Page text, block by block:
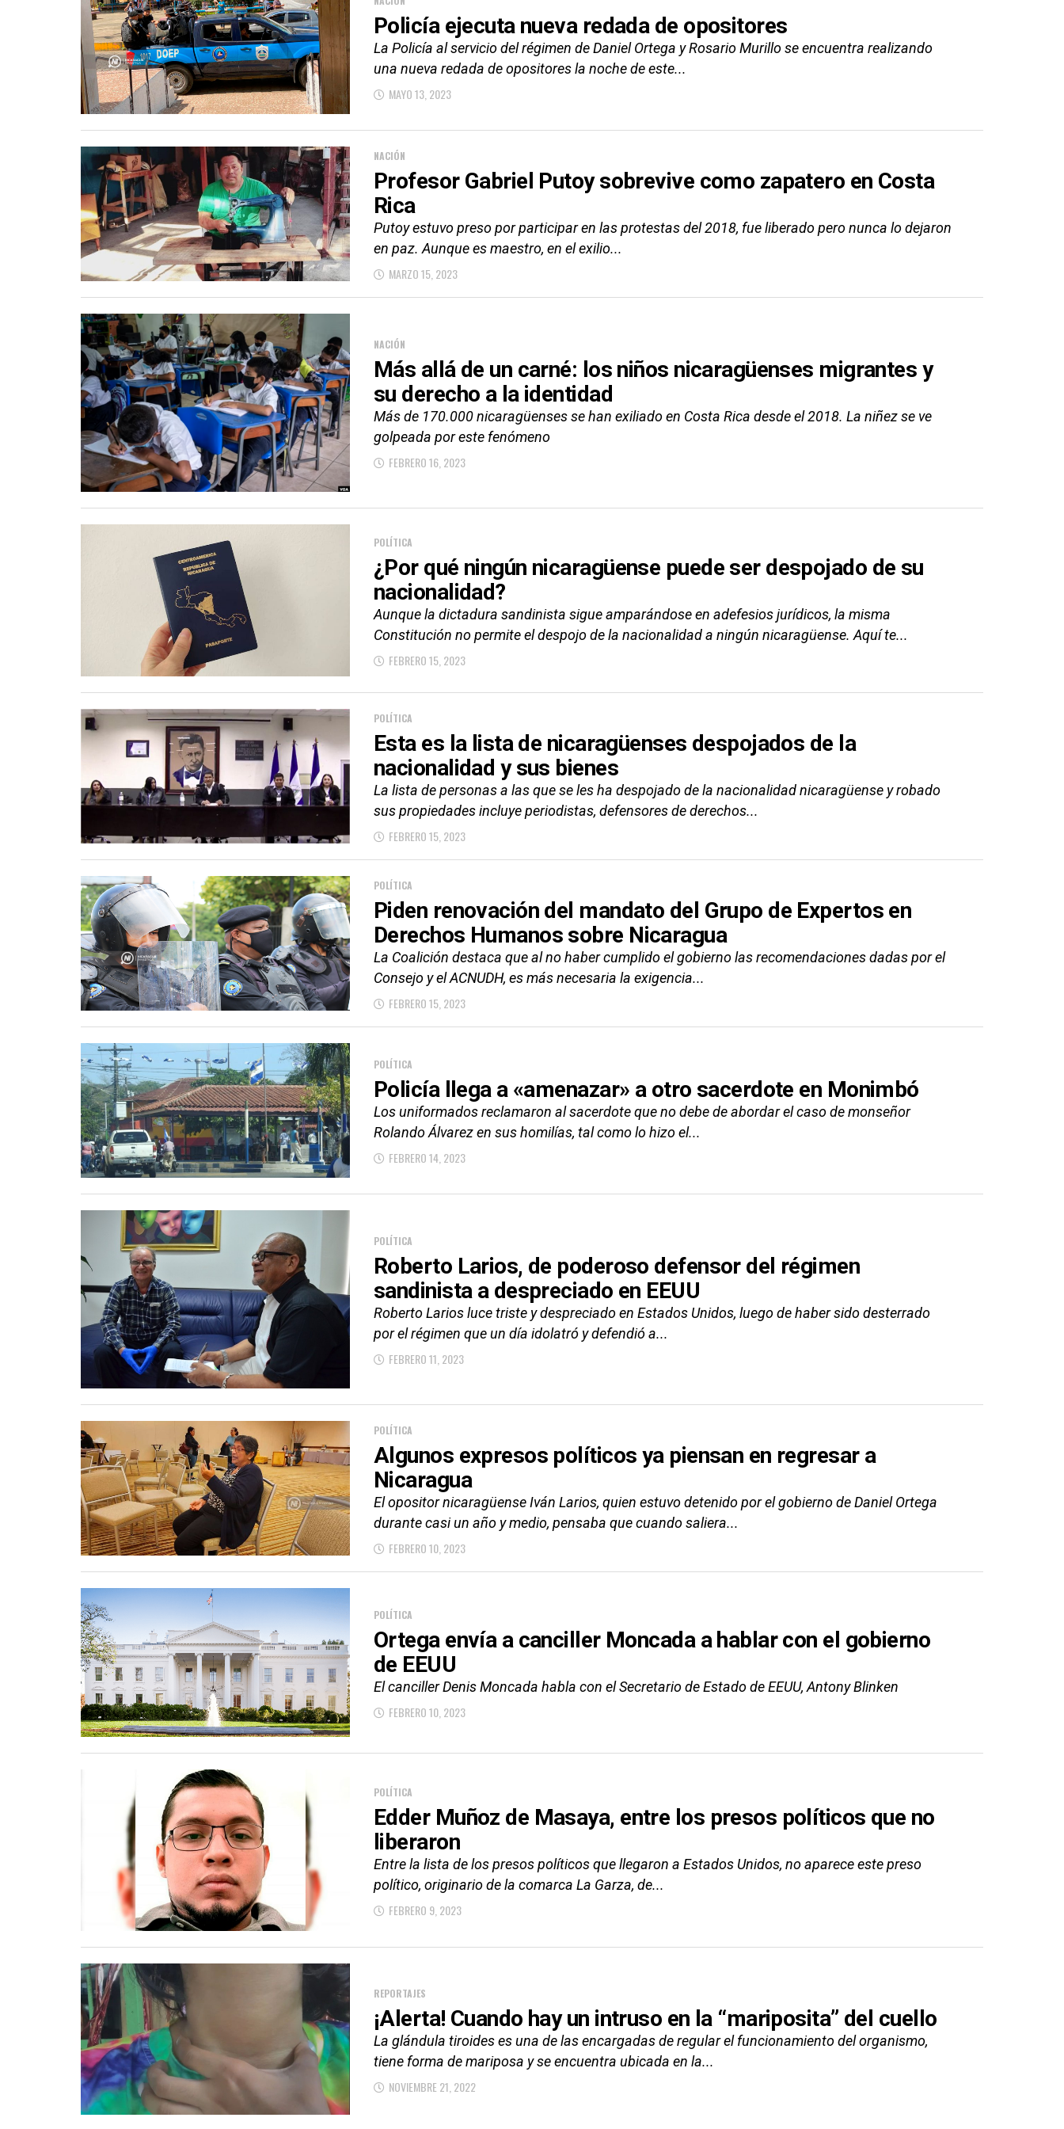
Policía ejecuta nueva redada de opositores
La Policía al servicio del régimen de Daniel Ortega y Rosario Murillo se encuentra realizando
una nueva redada de opositores la noche de este...
MAYO 13, 2023
NACIÓN
Profesor Gabriel Putoy sobrevive como zapatero en Costa
Rica
Putoy estuvo preso por participar en las protestas del 2018, fue liberado pero nunca lo dejaron
en paz. Aunque es maestro, en el exilio...
MARZO 15, 2023
NACIÓN
Más allá de un carné: los niños nicaragüenses migrantes y
su derecho a la identidad
Más de 170.000 nicaragüenses se han exiliado en Costa Rica desde el 2018. La niñez se ve
golpeada por este fenómeno
FEBRERO 16, 2023
POLÍTICA
¿Por qué ningún nicaragüense puede ser despojado de su
nacionalidad?
Aunque la dictadura sandinista sigue amparándose en adefesios jurídicos, la misma
Constitución no permite el despojo de la nacionalidad a ningún nicaragüense. Aquí te...
FEBRERO 15, 2023
POLÍTICA
Esta es la lista de nicaragüenses despojados de la
nacionalidad y sus bienes
La lista de personas a las que se les ha despojado de la nacionalidad nicaragüense y robado
sus propiedades incluye periodistas, defensores de derechos...
FEBRERO 15, 2023
POLÍTICA
Piden renovación del mandato del Grupo de Expertos en
Derechos Humanos sobre Nicaragua
La Coalición destaca que al no haber cumplido el gobierno las recomendaciones dadas por el
Consejo y el ACNUDH, es más necesaria la exigencia...
FEBRERO 15, 2023
POLÍTICA
Policía llega a «amenazar» a otro sacerdote en Monimbó
Los uniformados reclamaron al sacerdote que no debe de abordar el caso de monseñor
Rolando Álvarez en sus homilías, tal como lo hizo el...
FEBRERO 14, 2023
POLÍTICA
Roberto Larios, de poderoso defensor del régimen
sandinista a despreciado en EEUU
Roberto Larios luce triste y despreciado en Estados Unidos, luego de haber sido desterrado
por el régimen que un día idolatró y defendió a...
FEBRERO 11, 2023
POLÍTICA
Algunos expresos políticos ya piensan en regresar a
Nicaragua
El opositor nicaragüense Iván Larios, quien estuvo detenido por el gobierno de Daniel Ortega
durante casi un año y medio, pensaba que cuando saliera...
FEBRERO 10, 2023
POLÍTICA
Ortega envía a canciller Moncada a hablar con el gobierno
de EEUU
El canciller Denis Moncada habla con el Secretario de Estado de EEUU, Antony Blinken
FEBRERO 10, 2023
POLÍTICA
Edder Muñoz de Masaya, entre los presos políticos que no
liberaron
Entre la lista de los presos políticos que llegaron a Estados Unidos, no aparece este preso
político, originario de la comarca La Garza, de...
FEBRERO 9, 2023
REPORTAJES
¡Alerta! Cuando hay un intruso en la “mariposita” del cuello
La glándula tiroides es una de las encargadas de regular el funcionamiento del organismo,
tiene forma de mariposa y se encuentra ubicada en la...
NOVIEMBRE 21, 2022